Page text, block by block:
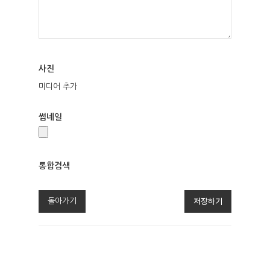
사진
미디어 추가
썸네일
통합검색
합
돌아가기 저장하기